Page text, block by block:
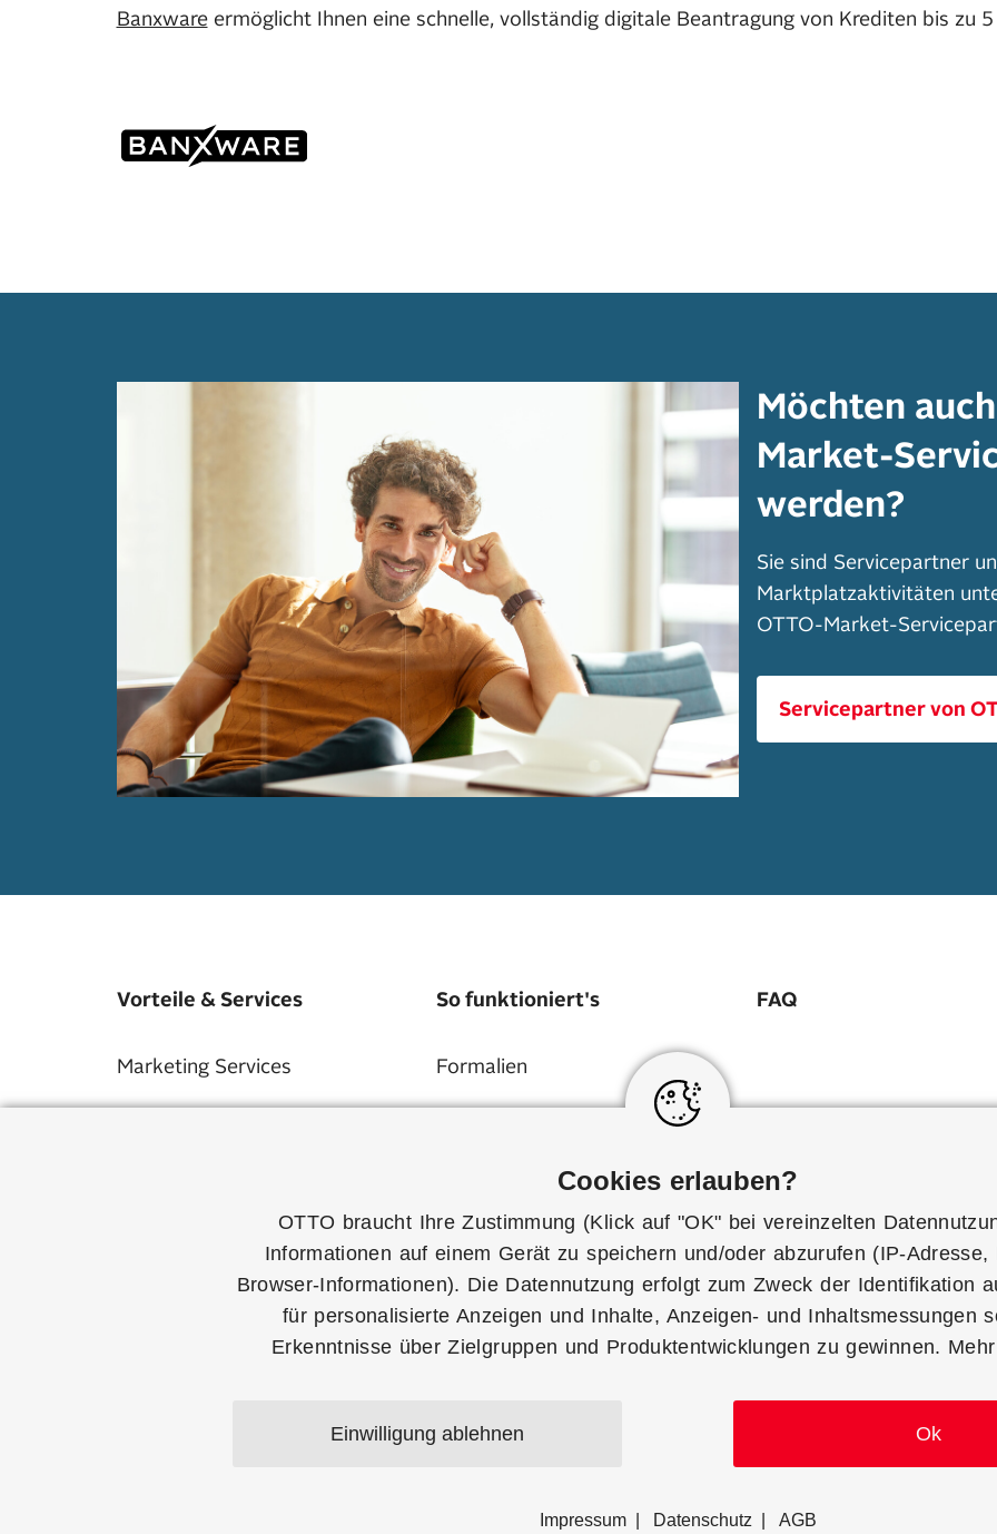
Cookies erlauben?
OTTO braucht Ihre Zustimmung (Klick auf "OK" bei vereinzelten
Informationen auf einem Gerät zu speichern und/oder abzurufen (IP-Adresse,
Browser-Informationen). Die Datennutzung erfolgt zum Zweck der Identifikation
für personalisierte Anzeigen und Inhalte, Anzeigen- und Inhaltsmessungen
Erkenntnisse über Zielgruppen und Produktentwicklungen zu gewinnen.
Mit Klick auf den Button "Einwilligung ablehnen" können Sie Ihre Einwilligung
Einwilligung ablehnen Ok
Impressum Datenschutz AGB
Banxwareermöglicht Ihnen eine schnelle, vollständig digitale Beantragung von Krediten bis zu
Möchten
Market-
werden?
Sie sind Servicepartner
Marktplatzaktivitäten
OTTO-Market-
Servicepartner von
Vorteile & Services
Marketing Services
So funktioniert's
Formalien
Versand & Retouren
Sortimente-Übersicht
OTTO Partner Connect
FAQ
Impressum